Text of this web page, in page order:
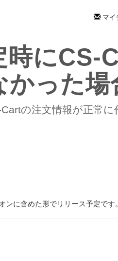
マイ
時にCS-
った場
Cartの注文情報が正常
ンに含めた形でリリース予定です